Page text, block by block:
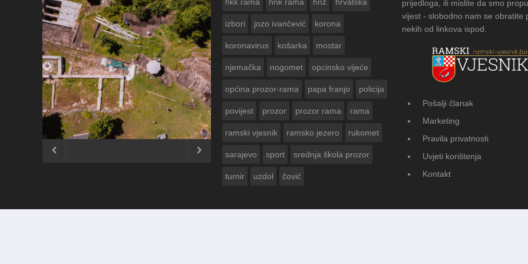
ČESTITKA RAMSKOG VJESNIKA ZA
USKRS 2023. GODINE
FOTOGALERIJA: Čuvanje
Vasti
 
izbori jozo ivančević korona
koronavirus košarka mostar
njemačka nogomet opcinsko vijeće
općina prozor-rama papa franjo policija
povijest prozor prozor rama rama
ramski vjesnik ramsko jezero rukomet
sarajevo sport srednja škola prozor
turnir uzdol čović
prijedloga, ili mislite da smo
vijest - slobodno nam se obratite
nekih od linkova ispod.
Pošalji članak
Marketing
Pravila privatnosti
Uvjeti korištenja
Kontakt